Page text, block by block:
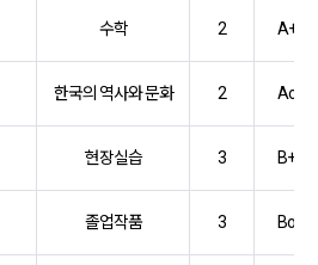
수학 2 A+
한국의 역사와 문화 2 Ao
현장실습 3 B+
졸업작품 3 Bo